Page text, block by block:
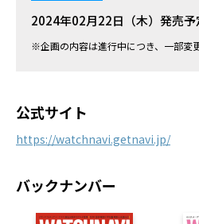
2024年02月22日（木）発売予
※企画の内容は進行中につき、一部変
公式サイト
https://watchnavi.getnavi.jp/
バックナンバー